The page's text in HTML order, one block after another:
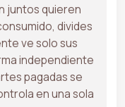
juntos quieren
divides
ve solo sus
independiente
pagadas se
en una sola